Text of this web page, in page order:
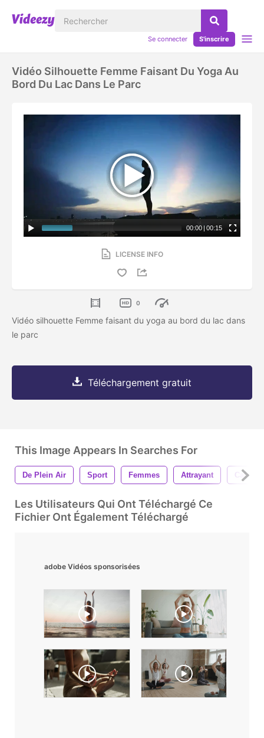
Se connecter S'inscrire
Vidéo Silhouette Femme Faisant Du Yoga Au
Bord Du Lac Dans Le Parc
00:00 | 00:15
LICENSE INFO
0
Vidéo silhouette Femme faisant du yoga au bord du lac dans
le parc
Téléchargement gratuit
This Image Appears In Searches For
De Plein Air Sport Femmes Attrayant Calme
Les Utilisateurs Qui Ont Téléchargé Ce
Fichier Ont Également Téléchargé
adobe Vidéos sponsorisées